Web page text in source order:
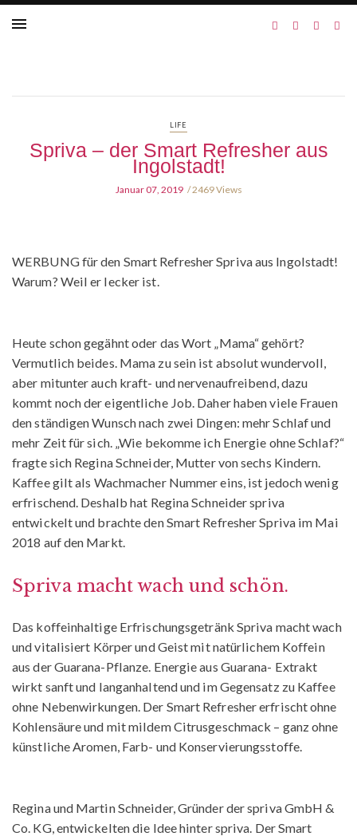
LIFE
Spriva – der Smart Refresher aus
Ingolstadt!
Januar 07, 2019 2469 Views
WERBUNG für den Smart Refresher Spriva aus Ingolstadt!
Warum? Weil er lecker ist.
Heute schon gegähnt oder das Wort „Mama“ gehört?
Vermutlich beides. Mama zu sein ist absolut wundervoll,
aber mitunter auch kraft- und nervenaufreibend, dazu
kommt noch der eigentliche Job. Daher haben viele Frauen
den ständigen Wunsch nach zwei Dingen: mehr Schlaf und
mehr Zeit für sich. „Wie bekomme ich Energie ohne Schlaf?“
fragte sich Regina Schneider, Mutter von sechs Kindern.
Kaffee gilt als Wachmacher Nummer eins, ist jedoch wenig
erfrischend. Deshalb hat Regina Schneider spriva
entwickelt und brachte den Smart Refresher Spriva im Mai
2018 auf den Markt.
Spriva macht wach und schön.
Das koffeinhaltige Erfrischungsgetränk Spriva macht wach
und vitalisiert Körper und Geist mit natürlichem Koffein
aus der Guarana-Pflanze. Energie aus Guarana- Extrakt
wirkt sanft und langanhaltend und im Gegensatz zu Kaffee
ohne Nebenwirkungen. Der Smart Refresher erfrischt ohne
Kohlensäure und mit mildem Citrusgeschmack – ganz ohne
künstliche Aromen, Farb- und Konservierungsstoffe.
Regina und Martin Schneider, Gründer der spriva GmbH &
Co. KG, entwickelten die Idee hinter spriva. Der Smart